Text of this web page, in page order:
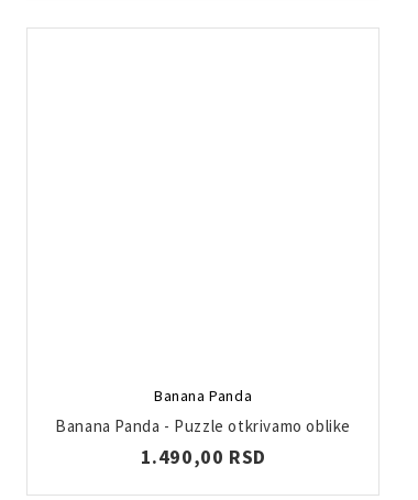
Banana Panda
Banana Panda - Puzzle otkrivamo oblike
1.490,00 RSD